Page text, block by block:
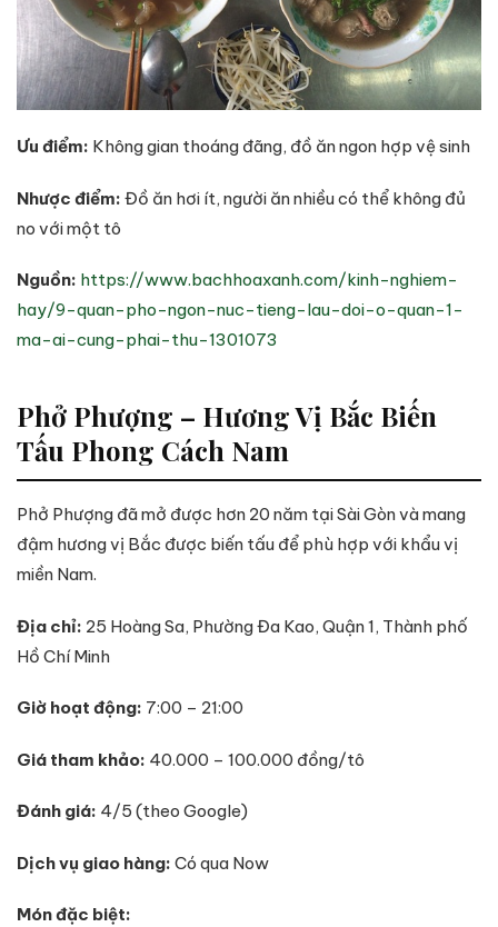
Ưu điểm: Không gian thoáng đãng, đồ ăn ngon hợp vệ sinh
Nhược điểm: Đồ ăn hơi ít, người ăn nhiều có thể không đủ
no với một tô
Nguồn: https://www.bachhoaxanh.com/kinh-nghiem-
hay/9-quan-pho-ngon-nuc-tieng-lau-doi-o-quan-1-
ma-ai-cung-phai-thu-1301073
Phở Phượng – Hương Vị Bắc Biến
Tấu Phong Cách Nam
Phở Phượng đã mở được hơn 20 năm tại Sài Gòn và mang
đậm hương vị Bắc được biến tấu để phù hợp với khẩu vị
miền Nam.
Địa chỉ: 25 Hoàng Sa, Phường Đa Kao, Quận 1, Thành phố
Hồ Chí Minh
Giờ hoạt động: 7:00 – 21:00
Giá tham khảo: 40.000 – 100.000 đồng/tô
Đánh giá: 4/5 (theo Google)
Dịch vụ giao hàng: Có qua Now
Món đặc biệt: